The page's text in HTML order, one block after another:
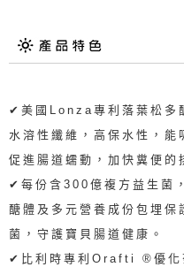
✔美國Lonza專利落葉松多
水溶性纖維，高保水性，能
促進腸道蠕動，加快糞便的
✔每份含300億複方益生菌
醣體及多元營養成份包埋
菌，守護寶貝腸道健康。
✔比利時專利Orafti ®優化